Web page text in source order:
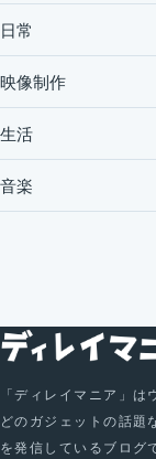
日常
映像制作
生活
音楽
「ディレイマニア」
どのガジェットの話題
を発信しているブログ